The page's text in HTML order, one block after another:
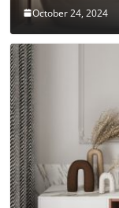
October 24, 2024